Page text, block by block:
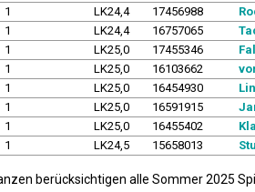
1 LK24,4 17456988
1 LK24,4 16757065
1 LK25,0 17455346
1 LK25,0 16103662
1 LK25,0 16454930
1 LK25,0 16591915
1 LK25,0 16455402
1 LK24,5 15658013
berücksichtigen alle Sommer 2025